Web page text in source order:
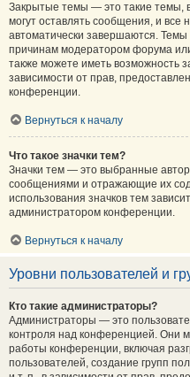
Закрытые темы — это такие темы,
могут оставлять сообщения, и все
автоматически завершаются.
причинам модератором форума
также можете иметь возможность
зависимости от прав,
конференции.
Вернуться к началу
Что такое значки тем?
Значки тем — это выбранные
сообщениями и отражающие их
использования значков тем
администратором конференции.
Вернуться к началу
Уровни пользователей и
Кто такие администраторы?
Администраторы — это
контроля над конференцией. Они
работы конференции, включая
пользователей, создание групп